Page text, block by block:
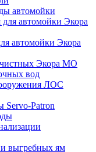
автомойки
автомойки Экора
автомойки Экора
Экора МО
вод
ЛОС
Patron
и выгребных ям